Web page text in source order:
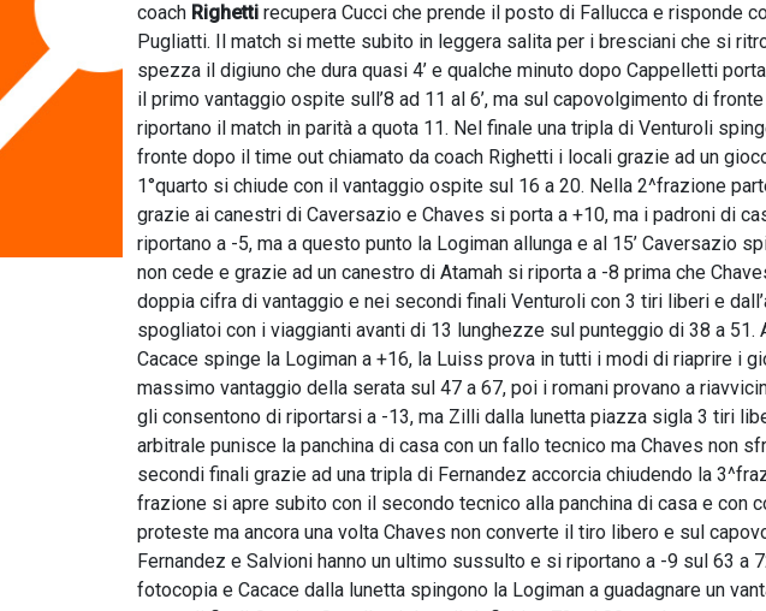
coach Righetti recupera Cucci che prende il posto di Fallucca e risponde
Pugliatti. Il match si mette subito in leggera salita per i bresciani che si
spezza il digiuno che dura quasi 4’ e qualche minuto dopo Cappelletti
il primo vantaggio ospite sull’8 ad 11 al 6’, ma sul capovolgimento di
riportano il match in parità a quota 11. Nel finale una tripla di Venturoli
fronte dopo il time out chiamato da coach Righetti i locali grazie ad un
1°quarto si chiude con il vantaggio ospite sul 16 a 20. Nella 2^frazione
grazie ai canestri di Caversazio e Chaves si porta a +10, ma i padroni di
riportano a -5, ma a questo punto la Logiman allunga e al 15’ Caversazio
non cede e grazie ad un canestro di Atamah si riporta a -8 prima che
doppia cifra di vantaggio e nei secondi finali Venturoli con 3 tiri liberi e
spogliatoi con i viaggianti avanti di 13 lunghezze sul punteggio di 38 a
Cacace spinge la Logiman a +16, la Luiss prova in tutti i modi di riaprire i
massimo vantaggio della serata sul 47 a 67, poi i romani provano a
gli consentono di riportarsi a -13, ma Zilli dalla lunetta piazza sigla 3 tiri
arbitrale punisce la panchina di casa con un fallo tecnico ma Chaves non
secondi finali grazie ad una tripla di Fernandez accorcia chiudendo la
frazione si apre subito con il secondo tecnico alla panchina di casa e con
proteste ma ancora una volta Chaves non converte il tiro libero e sul
Fernandez e Salvioni hanno un ultimo sussulto e si riportano a -9 sul 63 a
fotocopia e Cacace dalla lunetta spingono la Logiman a guadagnare un